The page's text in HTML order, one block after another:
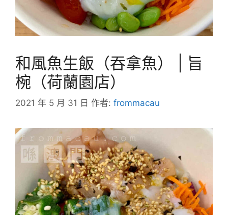
和風魚生飯（吞拿魚） | 旨
椀（荷蘭園店）
2021 年 5 月 31 日 作者: frommacau